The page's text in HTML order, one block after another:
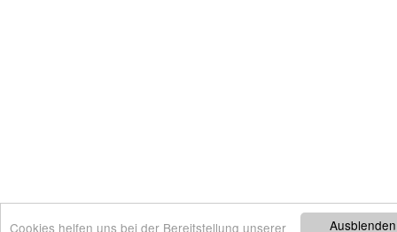
Ausblenden
Cookies helfen uns bei der Bereitstellung unserer